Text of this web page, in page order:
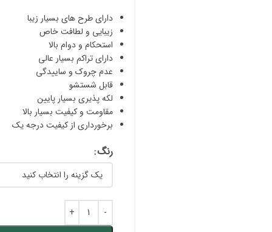
دارای طرح های بسیار زیبا
زیبایی و لطافت خاص
استحکام و دوام بالا
دارای تراکم بسیار عالی
عدم چروک و ساییدگی
قابل شستشو
لکه پذیری بسیار پایین
مقاومت و کیفیت بسیار بالا
برخورداری از کیفیت درجه یک
رنگ